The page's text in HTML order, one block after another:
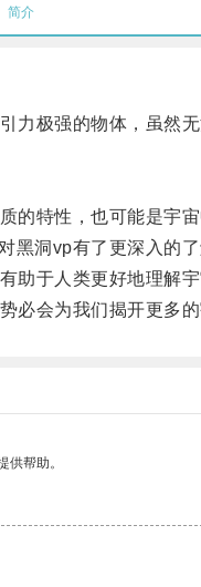
简介
极强的物体，虽然无
特性，也可能是宇宙
洞vp有了更深入的了
于人类更好地理解宇
会为我们揭开更多的
帮助。